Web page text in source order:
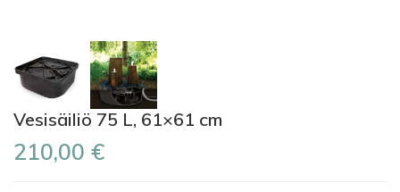
Vesisäiliö 75 L, 61×61 cm
210,00 €